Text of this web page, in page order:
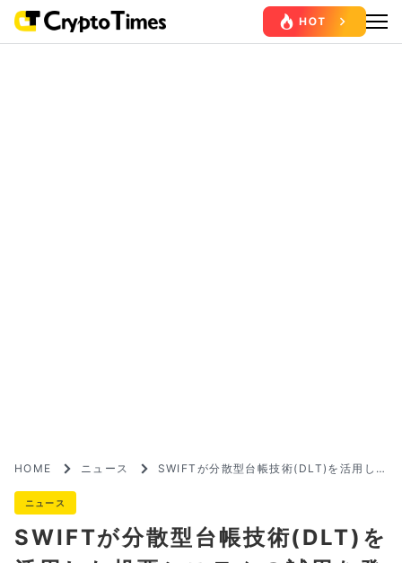
HOME ニュース
SWIFTが分散型台帳技術(DLT)を活用し
ニュース
SWIFTが分散型台帳技術(DLT)を